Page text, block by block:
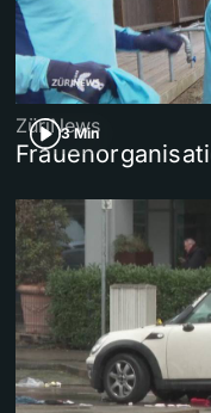
3 Min
ZüriNews